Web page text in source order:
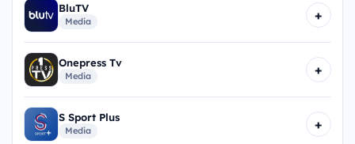
BluTV
Media +
Onepress Tv
Media +
S Sport Plus
Media +